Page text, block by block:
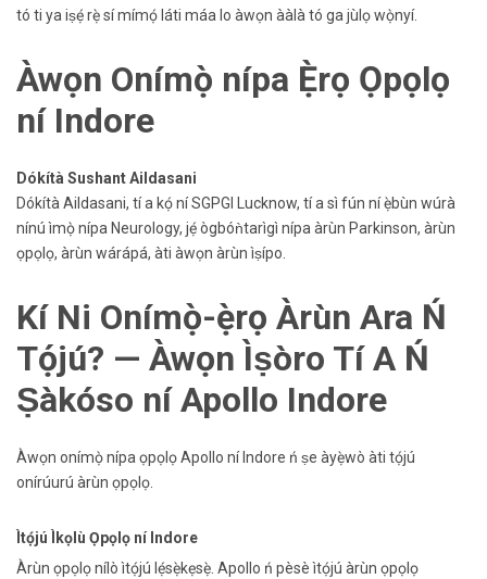
tó ti ya iṣẹ́ rẹ̀ sí mímọ́ láti máa lo àwọn ààlà tó ga jùlọ wọ̀nyí.
Àwọn Onímọ̀ nípa Ẹ̀rọ Ọpọlọ
ní Indore
Dókítà Sushant Aildasani
Dókítà Aildasani, tí a kọ́ ní SGPGI Lucknow, tí a sì fún ní ẹ̀bùn wúrà
nínú ìmọ̀ nípa Neurology, jẹ́ ògbóǹtarìgì nípa àrùn Parkinson, àrùn
ọpọlọ, àrùn wárápá, àti àwọn àrùn ìṣípo.
Kí Ni Onímọ̀-ẹ̀rọ Àrùn Ara Ń
Tọ́jú? — Àwọn Ìṣòro Tí A Ń
Ṣàkóso ní Apollo Indore
Àwọn onímọ̀ nípa ọpọlọ Apollo ní Indore ń ṣe àyẹ̀wò àti tọ́jú
onírúurú àrùn ọpọlọ.
Ìtọ́jú Ìkọlù Ọpọlọ ní Indore
Àrùn ọpọlọ nílò ìtọ́jú lẹ́sẹ̀kẹsẹ̀. Apollo ń pèsè ìtọ́jú àrùn ọpọlọ